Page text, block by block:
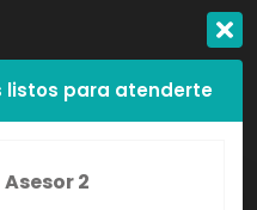
listos para atenderte
Asesor 2